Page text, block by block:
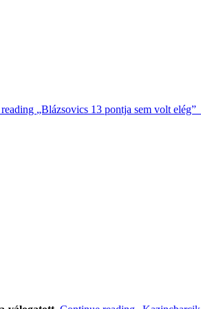
„Blázsovics 13 pontja sem volt elég”